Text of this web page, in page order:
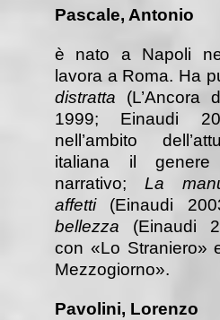
Pascale, Antonio
è nato a Napoli
lavora a Roma. Ha
distratta (L’Ancora
1999; Einaudi
nell’ambito
italiana il genere
narrativo; La
affetti(Einaudi
bellezza (Einaudi
con «Lo Straniero»
Mezzogiorno».
Pavolini, Lorenzo